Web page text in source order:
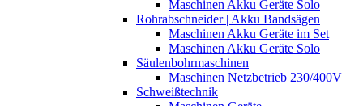
Maschinen Akku Geräte Solo
Rohrabschneider | Akku Bandsägen
Maschinen Akku Geräte im Set
Maschinen Akku Geräte Solo
Säulenbohrmaschinen
Maschinen Netzbetrieb 230/400V
Schweißtechnik